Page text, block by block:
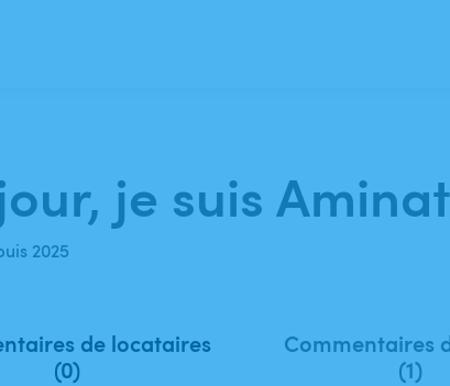
je suis
2025
de locataires
(0)
Commentaires
(1)